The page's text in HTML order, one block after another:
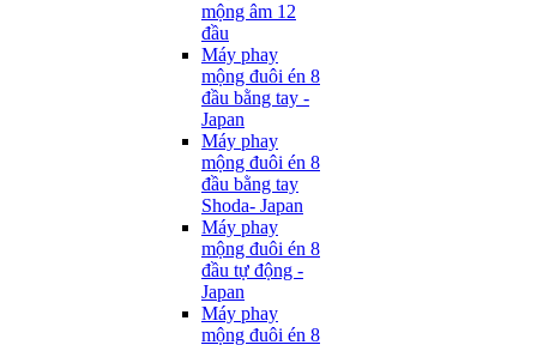
mộng âm 12
đầu
Máy phay
mộng đuôi én 8
đầu bằng tay -
Japan
Máy phay
mộng đuôi én 8
đầu bằng tay
Shoda- Japan
Máy phay
mộng đuôi én 8
đầu tự động -
Japan
Máy phay
mộng đuôi én 8